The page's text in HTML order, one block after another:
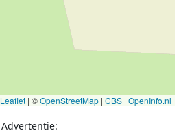
Leaflet | ©OpenStreetMap | CBS | OpenInfo.nl
Advertentie: